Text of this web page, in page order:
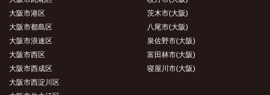
大阪市港区
大阪市都島区
大阪市浪速区
大阪市西区
大阪市西成区
大阪市西淀川区
茨木市(大阪)
八尾市(大阪)
泉佐野市(大阪)
富田林市(大阪)
寝屋川市(大阪)